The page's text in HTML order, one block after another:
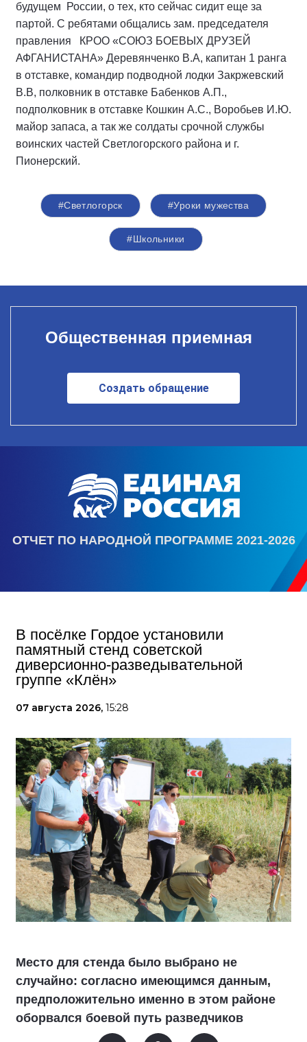
будущем России, о тех, кто сейчас сидит еще за
партой. С ребятами общались зам. председателя
правления КРОО «СОЮЗ БОЕВЫХ ДРУЗЕЙ
АФГАНИСТАНА» Деревянченко В.А, капитан 1 ранга
в отставке, командир подводной лодки Закржевский
В.В, полковник в отставке Бабенков А.П.,
подполковник в отставке Кошкин А.С., Воробьев И.Ю.
майор запаса, а так же солдаты срочной службы
воинских частей Светлогорского района и г.
Пионерский.
#Светлогорск #Уроки мужества
#Школьники
Общественная приемная
Создать обращение
ОТЧЕТ ПО НАРОДНОЙ ПРОГРАММЕ 2021-2026
В посёлке Гордое установили
памятный стенд советской
диверсионно-разведывательной
группе «Клён»
07 августа 2026, 15:28
Место для стенда было выбрано не
случайно: согласно имеющимся данным,
предположительно именно в этом районе
оборвался боевой путь разведчиков